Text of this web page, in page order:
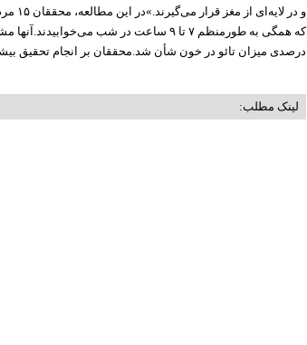
که همگی به طورمنظم
درصدی میزان تائو در خون شأن شد.محققان بر انجام تحقیق
لینک مطلب: